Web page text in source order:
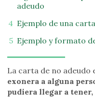
adeudo
Ejemplo de una
Ejemplo y formato
La carta de no adeudo
exonera a alguna
pudiera llegar a tener,